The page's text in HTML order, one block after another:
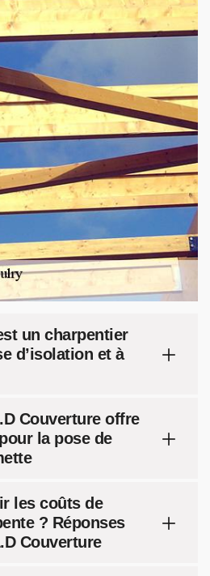
un charpentier
d’isolation et à
Couverture offre
la pose de
les coûts de
? Réponses
Couverture